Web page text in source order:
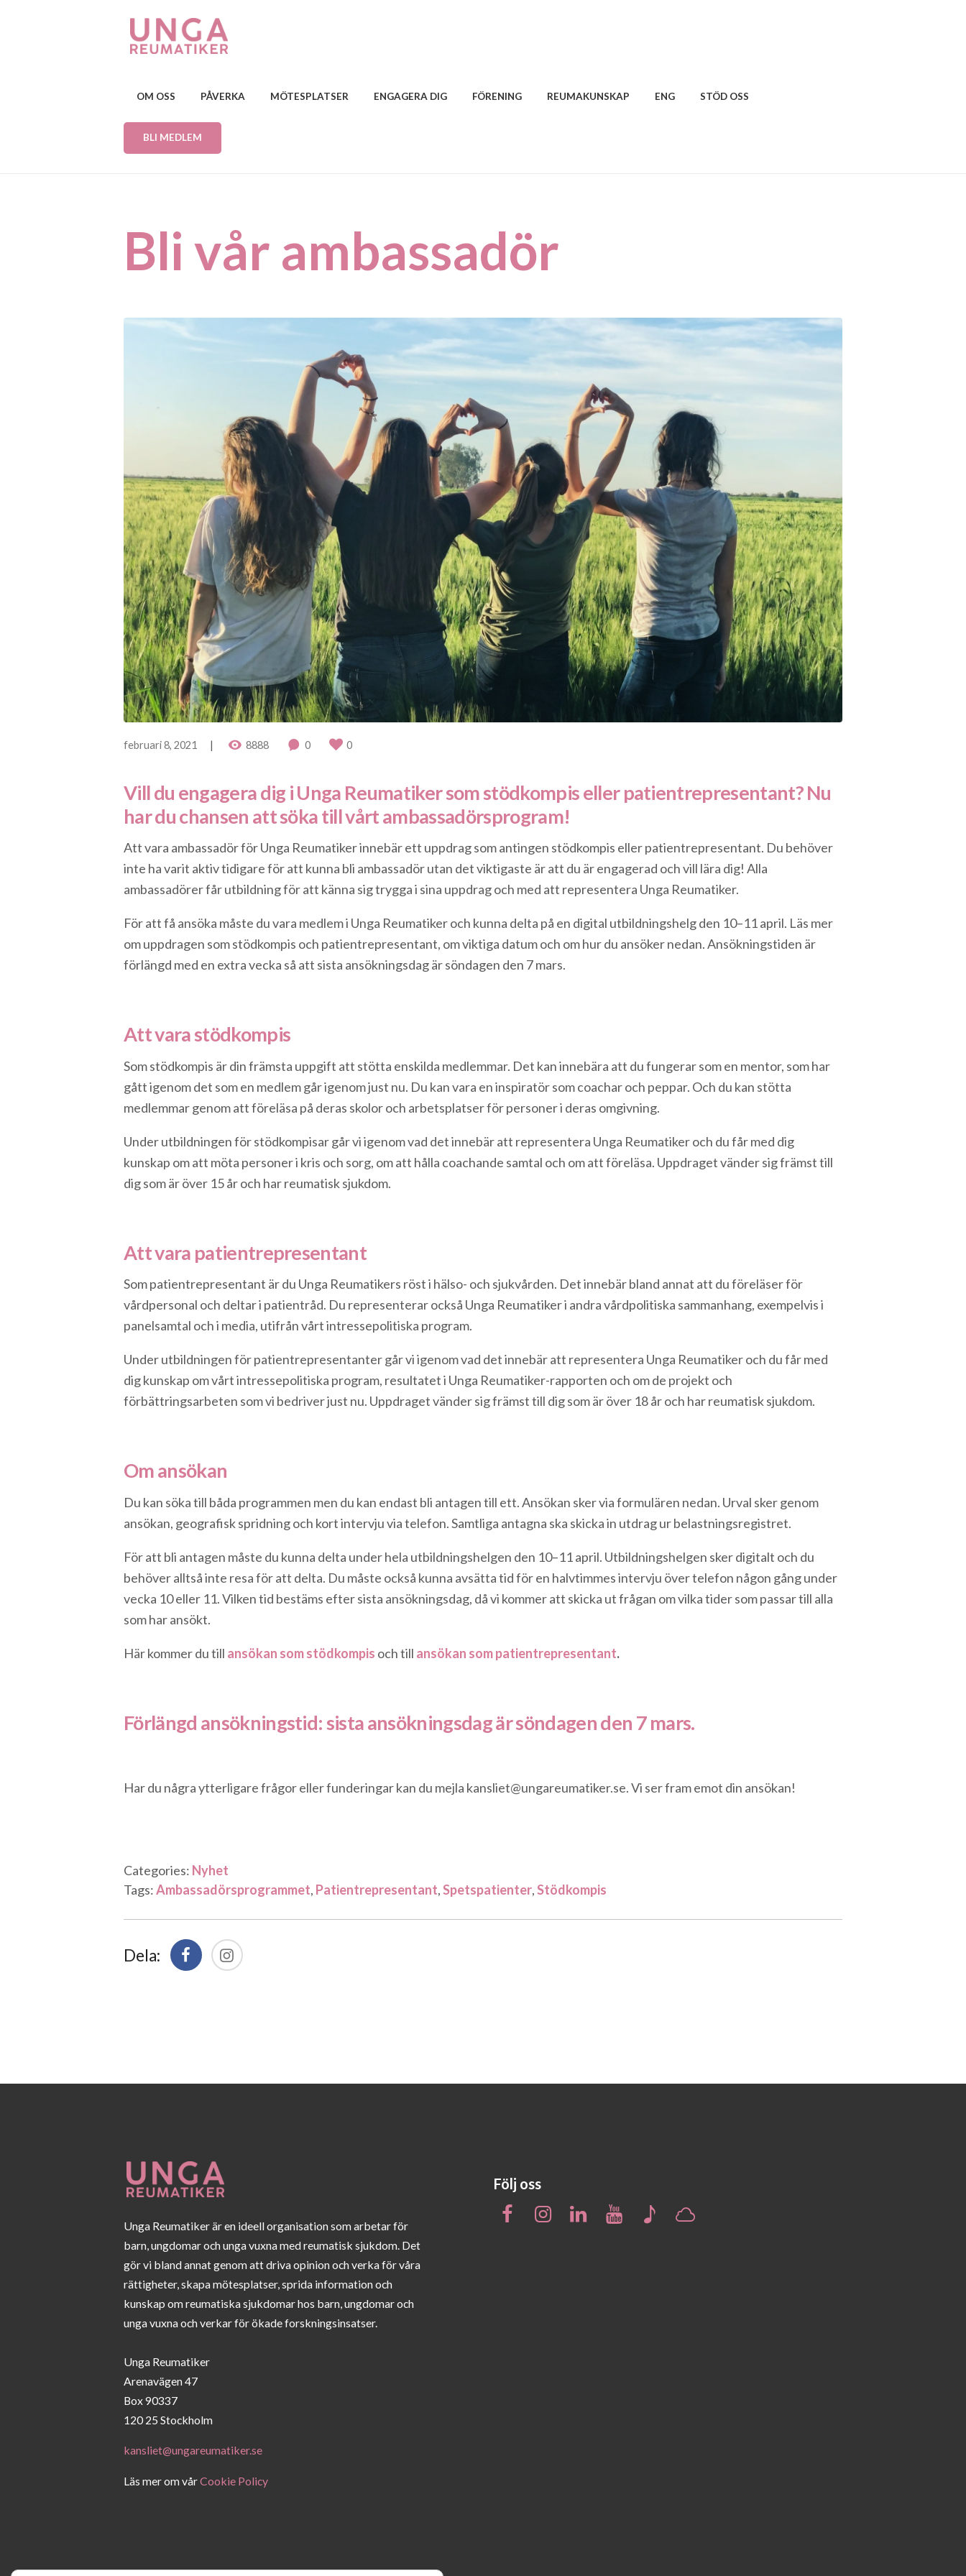
OM OSS PÅVERKA MÖTESPLATSER ENGAGERA DIG FÖRENING REUMAKUNSKAP ENG STÖD OSS
BLI MEDLEM
Bli vår ambassadör
februari 8, 2021 8888 0 0
Vill du engagera dig i Unga Reumatiker som stödkompis eller patientrepresentant? Nu
har du chansen att söka till vårt ambassadörsprogram!
Att vara ambassadör för Unga Reumatiker innebär ett uppdrag som antingen stödkompis eller patientrepresentant. Du behöver
inte ha varit aktiv tidigare för att kunna bli ambassadör utan det viktigaste är att du är engagerad och vill lära dig! Alla
ambassadörer får utbildning för att känna sig trygga i sina uppdrag och med att representera Unga Reumatiker.
För att få ansöka måste du vara medlem i Unga Reumatiker och kunna delta på en digital utbildningshelg den 10–11 april. Läs mer
om uppdragen som stödkompis och patientrepresentant, om viktiga datum och om hur du ansöker nedan. Ansökningstiden är
förlängd med en extra vecka så att sista ansökningsdag är söndagen den 7 mars.
Att vara stödkompis
Som stödkompis är din främsta uppgift att stötta enskilda medlemmar. Det kan innebära att du fungerar som en mentor, som har
gått igenom det som en medlem går igenom just nu. Du kan vara en inspiratör som coachar och peppar. Och du kan stötta
medlemmar genom att föreläsa på deras skolor och arbetsplatser för personer i deras omgivning.
Under utbildningen för stödkompisar går vi igenom vad det innebär att representera Unga Reumatiker och du får med dig
kunskap om att möta personer i kris och sorg, om att hålla coachande samtal och om att föreläsa. Uppdraget vänder sig främst till
dig som är över 15 år och har reumatisk sjukdom.
Att vara patientrepresentant
Som patientrepresentant är du Unga Reumatikers röst i hälso- och sjukvården. Det innebär bland annat att du föreläser för
vårdpersonal och deltar i patientråd. Du representerar också Unga Reumatiker i andra vårdpolitiska sammanhang, exempelvis i
panelsamtal och i media, utifrån vårt intressepolitiska program.
Under utbildningen för patientrepresentanter går vi igenom vad det innebär att representera Unga Reumatiker och du får med
dig kunskap om vårt intressepolitiska program, resultatet i Unga Reumatiker-rapporten och om de projekt och
förbättringsarbeten som vi bedriver just nu. Uppdraget vänder sig främst till dig som är över 18 år och har reumatisk sjukdom.
Om ansökan
Du kan söka till båda programmen men du kan endast bli antagen till ett. Ansökan sker via formulären nedan. Urval sker genom
ansökan, geografisk spridning och kort intervju via telefon. Samtliga antagna ska skicka in utdrag ur belastningsregistret.
För att bli antagen måste du kunna delta under hela utbildningshelgen den 10–11 april. Utbildningshelgen sker digitalt och du
behöver alltså inte resa för att delta. Du måste också kunna avsätta tid för en halvtimmes intervju över telefon någon gång under
vecka 10 eller 11. Vilken tid bestäms efter sista ansökningsdag, då vi kommer att skicka ut frågan om vilka tider som passar till alla
som har ansökt.
Här kommer du till ansökan som stödkompis och till ansökan som patientrepresentant.
Förlängd ansökningstid: sista ansökningsdag är söndagen den 7 mars.
Har du några ytterligare frågor eller funderingar kan du mejla kansliet@ungareumatiker.se. Vi ser fram emot din ansökan!
Categories: Nyhet
Tags:Ambassadörsprogrammet, Patientrepresentant,Spetspatienter,Stödkompis
Dela:
Unga Reumatiker är en ideell organisation som arbetar för
barn, ungdomar och unga vuxna med reumatisk sjukdom. Det
gör vi bland annat genom att driva opinion och verka för våra
rättigheter, skapa mötesplatser, sprida information och
kunskap om reumatiska sjukdomar hos barn, ungdomar och
unga vuxna och verkar för ökade forskningsinsatser.
Unga Reumatiker
Arenavägen 47
Box 90337
120 25 Stockholm
kansliet@ungareumatiker.se
Läs mer om vårCookie Policy
Följ oss